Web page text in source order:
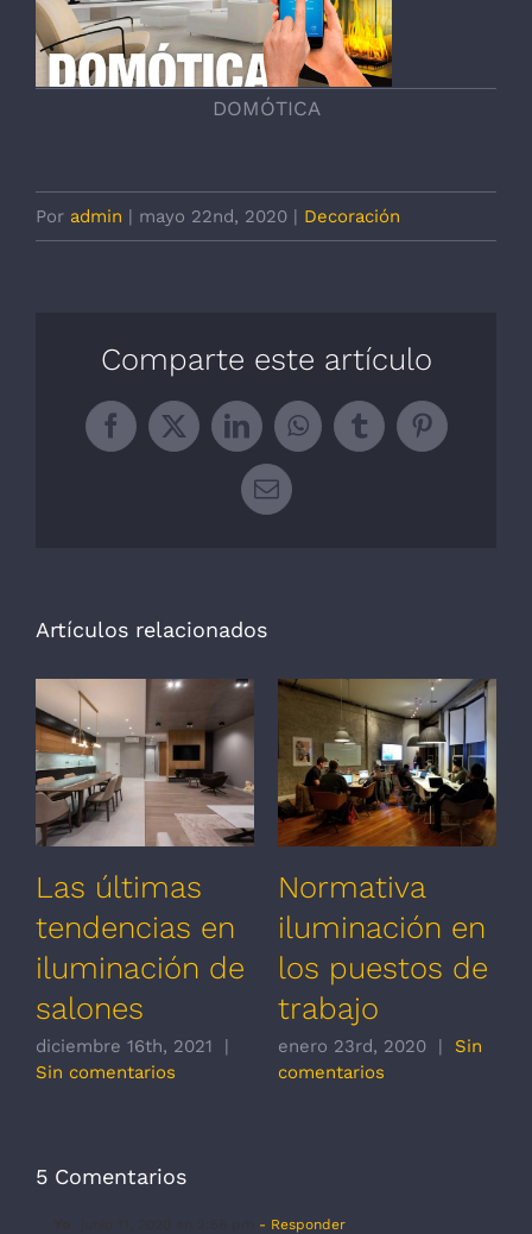
DOMÓTICA
Por admin | mayo 22nd, 2020 | Decoración
Comparte este artículo
Facebook
X LinkedInWhatsApp
TumblrPinterest
Correo
Artículos relacionados
Las últimas
tendencias en
iluminación de
salones
diciembre 16th, 2021
|
Sin comentarios
Normativa
iluminación en
los puestos de
trabajo
enero 23rd, 2020 |
Sin
comentarios
5 Comentarios
- Responder